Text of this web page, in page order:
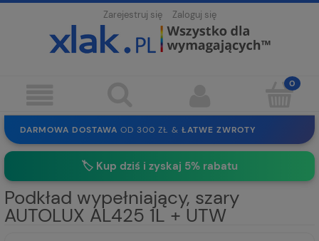
Zarejestruj się Zaloguj się
DARMOWA DOSTAWA OD 300 ZŁ & ŁATWE ZWROTY
100 DNI NA ZWROT BEZ REJESTRACJI
🏷️ Kup dziś i zyskaj 5% rabatu
Podkład wypełniający, szary
AUTOLUX AL425 1L + UTW